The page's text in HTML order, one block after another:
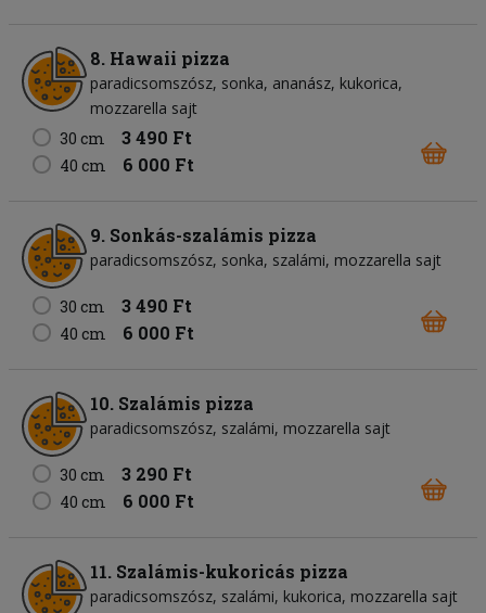
8. Hawaii pizza
paradicsomszósz sonka ananász kukorica
mozzarella sajt
30 cm
3 490 Ft
40 cm 6 000 Ft
9. Sonkás-szalámis pizza
paradicsomszósz sonka szalámi mozzarella sajt
30 cm 3 490 Ft
40 cm 6 000 Ft
10. Szalámis pizza
paradicsomszósz szalámi mozzarella sajt
30 cm 3 290 Ft
40 cm 6 000 Ft
11. Szalámis-kukoricás pizza
paradicsomszósz szalámi kukorica mozzarella sajt